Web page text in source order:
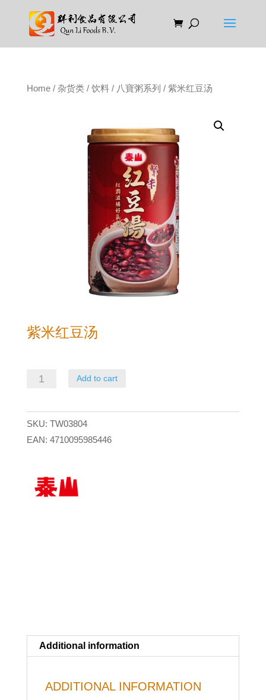
Home/ 杂货类/ 饮料/ 八寶粥系列 / 紫米红豆汤
紫米红豆汤
豆
汤
Add to cart
SKU: TW03804
EAN: 4710095985446
Additional information
ADDITIONAL INFORMATION